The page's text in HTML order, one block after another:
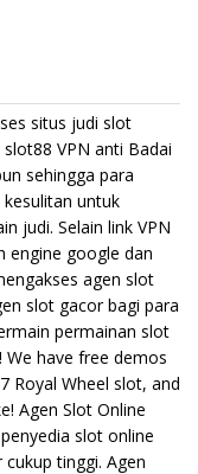
situs judi slot
VPN anti Badai
sehingga para
untuk
judi. Selain link VPN
engine google dan
agen slot
slot gacor bagi para
permainan slot
We have free demos
Royal Wheel slot, and
Agen Slot Online
slot online
tinggi. Agen